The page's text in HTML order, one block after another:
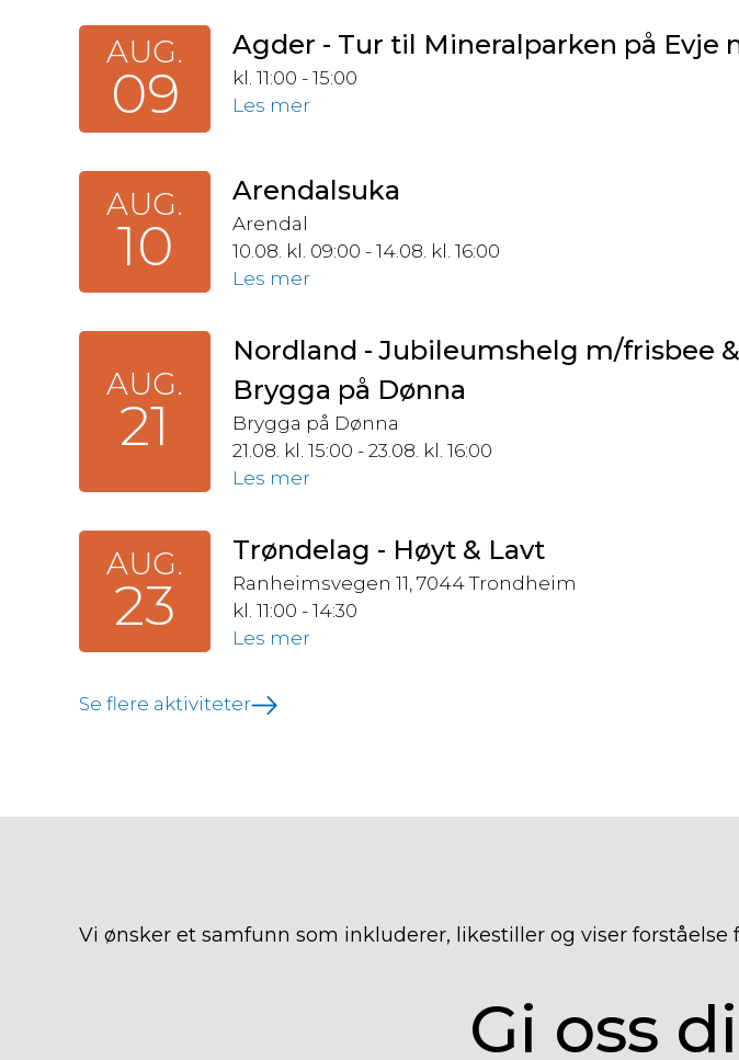
AUG.
09
Agder - Tur til Mineralparken på Evje
kl. 11:00 - 15:00
Les mer
AUG.
10
Arendalsuka
Arendal
10.08. kl. 09:00 - 14.08. kl. 16:00
Les mer
AUG.
21
Nordland - Jubileumshelg m/frisbee
Brygga på Dønna
Brygga på Dønna
21.08. kl. 15:00 - 23.08. kl. 16:00
Les mer
AUG.
23
Trøndelag - Høyt & Lavt
Ranheimsvegen 11, 7044 Trondheim
kl. 11:00 - 14:30
Les mer
Se flere aktiviteter
Vi ønsker et samfunn som inkluderer, likestiller og viser
Gi oss